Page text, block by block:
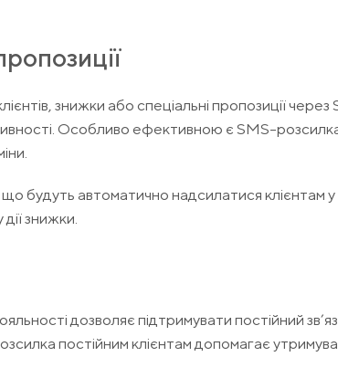
знижки або спеціальні пропозиції через
Особливо ефективною є SMS-
будуть автоматично надсилатися клієнтам
знижки.
дозволяє підтримувати постійний
постійним клієнтам допомагає